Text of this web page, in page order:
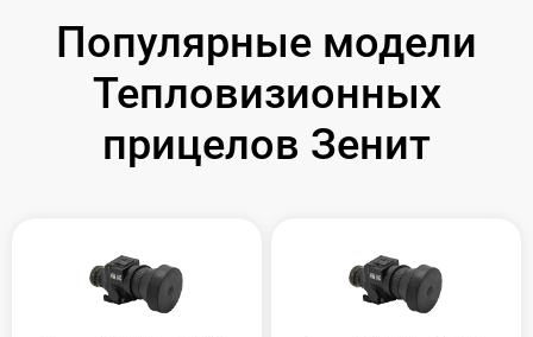
Популярные модели
Тепловизионных
прицелов Зенит